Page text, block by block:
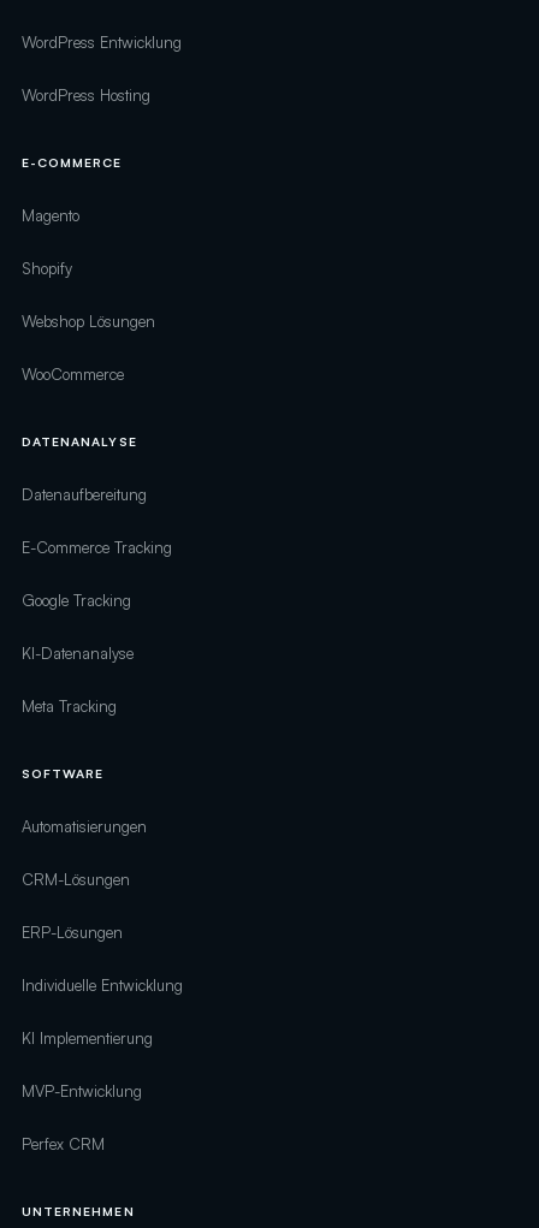
WordPress Entwicklung
WordPress Hosting
E-COMMERCE
Magento
Shopify
Webshop Lösungen
WooCommerce
DATENANALYSE
Datenaufbereitung
E-Commerce Tracking
Google Tracking
KI-Datenanalyse
Meta Tracking
SOFTWARE
Automatisierungen
CRM-Lösungen
ERP-Lösungen
Individuelle Entwicklung
KI Implementierung
MVP-Entwicklung
Perfex CRM
UNTERNEHMEN